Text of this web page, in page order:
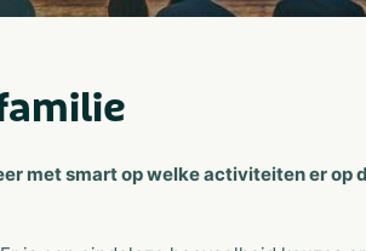
met smart op welke activiteiten er op